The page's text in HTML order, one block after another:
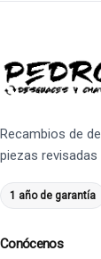
Recambios de
piezas revisadas
1 año de garantía
Conócenos